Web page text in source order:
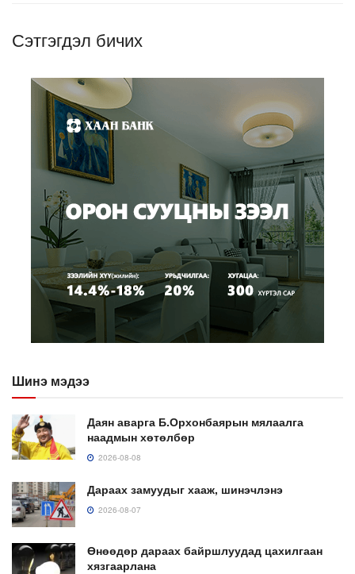
Сэтгэгдэл бичих
Шинэ мэдээ
Даян аварга Б.Орхонбаярын мялаалга
наадмын хөтөлбөр
2026-08-08
Дараах замуудыг хааж, шинэчлэнэ
2026-08-07
Өнөөдөр дараах байршлуудад цахилгаан
хязгаарлана